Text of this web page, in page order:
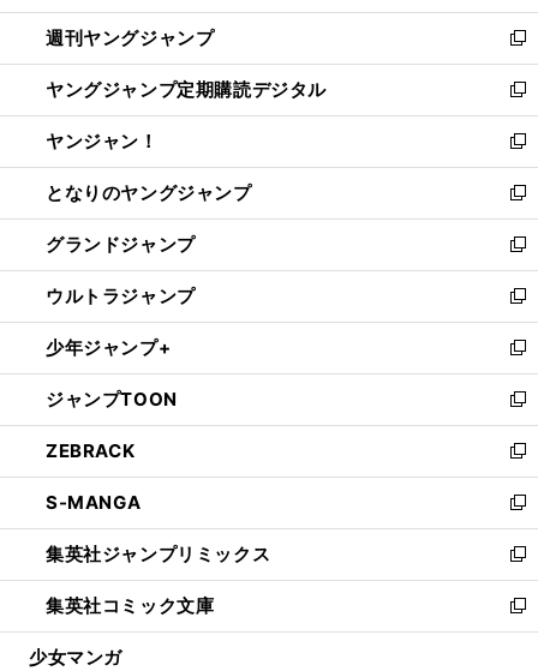
開
く
ウ
で
開
く
ン
ド
ウ
で
開
く
ウ
ィ
ン
ド
ウ
で
開
く
週刊ヤングジャンプ
新
し
い
ウ
ィ
ン
ド
ウ
で
開
く
ヤングジャンプ定期購読デジタル
新
し
い
ウ
ィ
ン
ド
ウ
で
開
く
ヤンジャン！
新
し
い
ウ
ィ
ン
ド
ウ
で
開
く
となりのヤングジャンプ
新
し
い
ウ
ィ
ン
ド
ウ
で
開
く
グランドジャンプ
新
し
い
ウ
ィ
ン
ド
ウ
で
開
く
ウルトラジャンプ
新
し
い
ウ
ィ
ン
ド
ウ
で
開
く
少年ジャンプ+
新
し
い
ウ
ィ
ン
ド
ウ
で
開
く
ジャンプTOON
新
し
い
ウ
ィ
ン
ド
ウ
で
開
ZEBRACK
新
し
い
ウ
ィ
ン
ド
ウ
S-MANGA
新
し
い
ウ
ィ
ン
集英社ジャンプリミックス
新
し
い
ウ
集英社コミック文庫
新
し
少女マンガ